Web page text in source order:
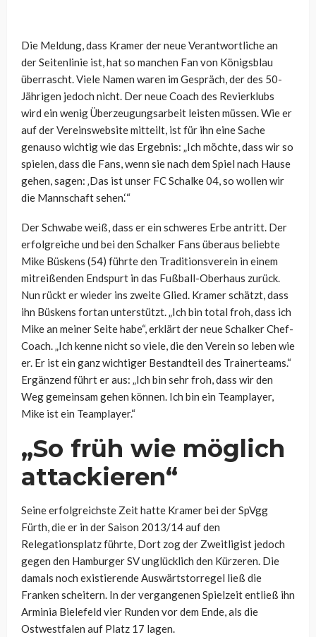
Die Meldung, dass Kramer der neue Verantwortliche an
der Seitenlinie ist, hat so manchen Fan von Königsblau
überrascht. Viele Namen waren im Gespräch, der des 50-
Jährigen jedoch nicht. Der neue Coach des Revierklubs
wird ein wenig Überzeugungsarbeit leisten müssen. Wie er
auf der Vereinswebsite mitteilt, ist für ihn eine Sache
genauso wichtig wie das Ergebnis: „Ich möchte, dass wir so
spielen, dass die Fans, wenn sie nach dem Spiel nach Hause
gehen, sagen: ‚Das ist unser FC Schalke 04, so wollen wir
die Mannschaft sehen.‘“
Der Schwabe weiß, dass er ein schweres Erbe antritt. Der
erfolgreiche und bei den Schalker Fans überaus beliebte
Mike Büskens (54) führte den Traditionsverein in einem
mitreißenden Endspurt in das Fußball-Oberhaus zurück.
Nun rückt er wieder ins zweite Glied. Kramer schätzt, dass
ihn Büskens fortan unterstützt. „Ich bin total froh, dass ich
Mike an meiner Seite habe“, erklärt der neue Schalker Chef-
Coach. „Ich kenne nicht so viele, die den Verein so leben wie
er. Er ist ein ganz wichtiger Bestandteil des Trainerteams.“
Ergänzend führt er aus: „Ich bin sehr froh, dass wir den
Weg gemeinsam gehen können. Ich bin ein Teamplayer,
Mike ist ein Teamplayer.“
„So früh wie möglich
attackieren“
Seine erfolgreichste Zeit hatte Kramer bei der SpVgg
Fürth, die er in der Saison 2013/14 auf den
Relegationsplatz führte, Dort zog der Zweitligist jedoch
gegen den Hamburger SV unglücklich den Kürzeren. Die
damals noch existierende Auswärtstorregel ließ die
Franken scheitern. In der vergangenen Spielzeit entließ ihn
Arminia Bielefeld vier Runden vor dem Ende, als die
Ostwestfalen auf Platz 17 lagen.